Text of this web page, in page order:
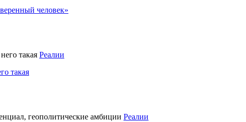
человек»
Реалии
такая
Реалии